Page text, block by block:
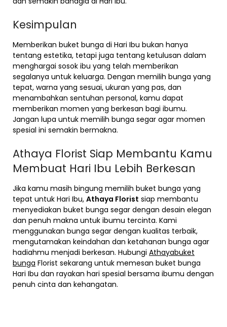
Kesimpulan
Memberikan buket bunga di Hari Ibu bukan hanya
tentang estetika, tetapi juga tentang ketulusan dalam
menghargai sosok ibu yang telah memberikan
segalanya untuk keluarga. Dengan memilih bunga yang
tepat, warna yang sesuai, ukuran yang pas, dan
menambahkan sentuhan personal, kamu dapat
memberikan momen yang berkesan bagi ibumu.
Jangan lupa untuk memilih bunga segar agar momen
spesial ini semakin bermakna.
Athaya Florist Siap Membantu Kamu
Membuat Hari Ibu Lebih Berkesan
Jika kamu masih bingung memilih buket bunga yang
tepat untuk Hari Ibu, Athaya Florist siap membantu
menyediakan buket bunga segar dengan desain elegan
dan penuh makna untuk ibumu tercinta. Kami
menggunakan bunga segar dengan kualitas terbaik,
mengutamakan keindahan dan ketahanan bunga agar
hadiahmu menjadi berkesan. Hubungi Athayabuket
bunga Florist sekarang untuk memesan buket bunga
Hari Ibu dan rayakan hari spesial bersama ibumu dengan
penuh cinta dan kehangatan.